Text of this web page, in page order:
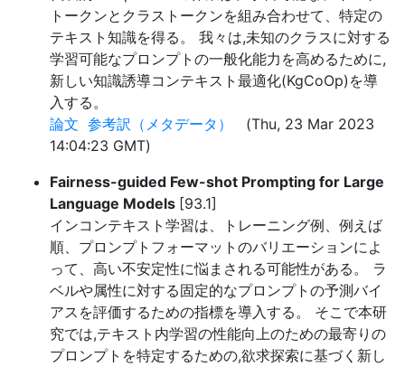
トークンとクラストークンを組み合わせて、特定の
テキスト知識を得る。 我々は,未知のクラスに対する
学習可能なプロンプトの一般化能力を高めるために,
新しい知識誘導コンテキスト最適化(KgCoOp)を導
入する。
論文 参考訳（メタデータ）
(Thu, 23 Mar 2023
14:04:23 GMT)
Fairness-guided Few-shot Prompting for Large
Language Models [93.1]
インコンテキスト学習は、トレーニング例、例えば
順、プロンプトフォーマットのバリエーションによ
って、高い不安定性に悩まされる可能性がある。 ラ
ベルや属性に対する固定的なプロンプトの予測バイ
アスを評価するための指標を導入する。 そこで本研
究では,テキスト内学習の性能向上のための最寄りの
プロンプトを特定するための,欲求探索に基づく新し